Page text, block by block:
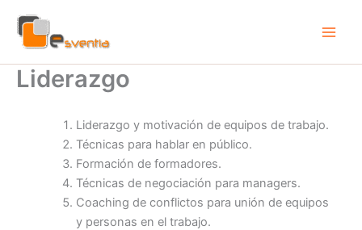
contenido
Liderazgo
Liderazgo y motivación de equipos de trabajo.
Técnicas para hablar en público.
Formación de formadores.
Técnicas de negociación para managers.
Coaching de conflictos para unión de equipos
y personas en el trabajo.